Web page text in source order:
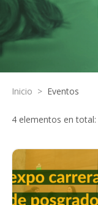
Inicio > Eventos
4 elementos en total: